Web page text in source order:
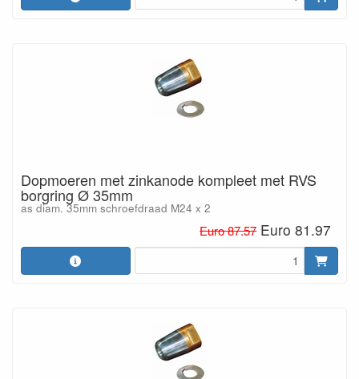
Dopmoeren met zinkanode kompleet met RVS
borgring Ø 35mm
as diam. 35mm schroefdraad M24 x 2
Euro 87.57 Euro 81.97